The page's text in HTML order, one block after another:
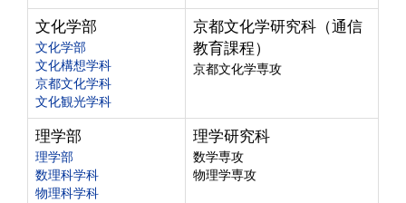
文化学部
文化学部
文化構想学科
京都文化学科
文化観光学科
京都文化学研究科（通信
教育課程）
京都文化学専攻
理学部
理学部
数理科学科
物理科学科
理学研究科
数学専攻
物理学専攻